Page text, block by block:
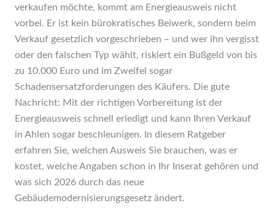
verkaufen möchte, kommt am Energieausweis nicht
vorbei. Er ist kein bürokratisches Beiwerk, sondern beim
Verkauf gesetzlich vorgeschrieben – und wer ihn vergisst
oder den falschen Typ wählt, riskiert ein Bußgeld von bis
zu 10.000 Euro und im Zweifel sogar
Schadensersatzforderungen des Käufers. Die gute
Nachricht: Mit der richtigen Vorbereitung ist der
Energieausweis schnell erledigt und kann Ihren Verkauf
in Ahlen sogar beschleunigen. In diesem Ratgeber
erfahren Sie, welchen Ausweis Sie brauchen, was er
kostet, welche Angaben schon in Ihr Inserat gehören und
was sich 2026 durch das neue
Gebäudemodernisierungsgesetz ändert.